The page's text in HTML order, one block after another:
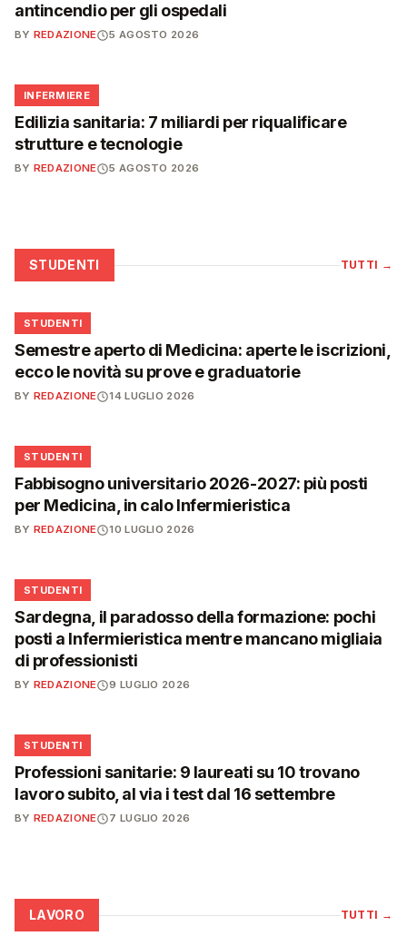
antincendio per gli ospedali
BY REDAZIONE 5 AGOSTO 2026
🩺
INFERMIERE
Edilizia sanitaria: 7 miliardi per riqualificare
strutture e tecnologie
BY REDAZIONE 5 AGOSTO 2026
STUDENTI TUTTI →
🎓
STUDENTI
Semestre aperto di Medicina: aperte le iscrizioni,
ecco le novità su prove e graduatorie
BY REDAZIONE 14 LUGLIO 2026
🎓
STUDENTI
Fabbisogno universitario 2026-2027: più posti
per Medicina, in calo Infermieristica
BY REDAZIONE 10 LUGLIO 2026
🎓
STUDENTI
Sardegna, il paradosso della formazione: pochi
posti a Infermieristica mentre mancano migliaia
di professionisti
BY REDAZIONE 9 LUGLIO 2026
🎓
STUDENTI
Professioni sanitarie: 9 laureati su 10 trovano
lavoro subito, al via i test dal 16 settembre
BY REDAZIONE 7 LUGLIO 2026
LAVORO TUTTI →